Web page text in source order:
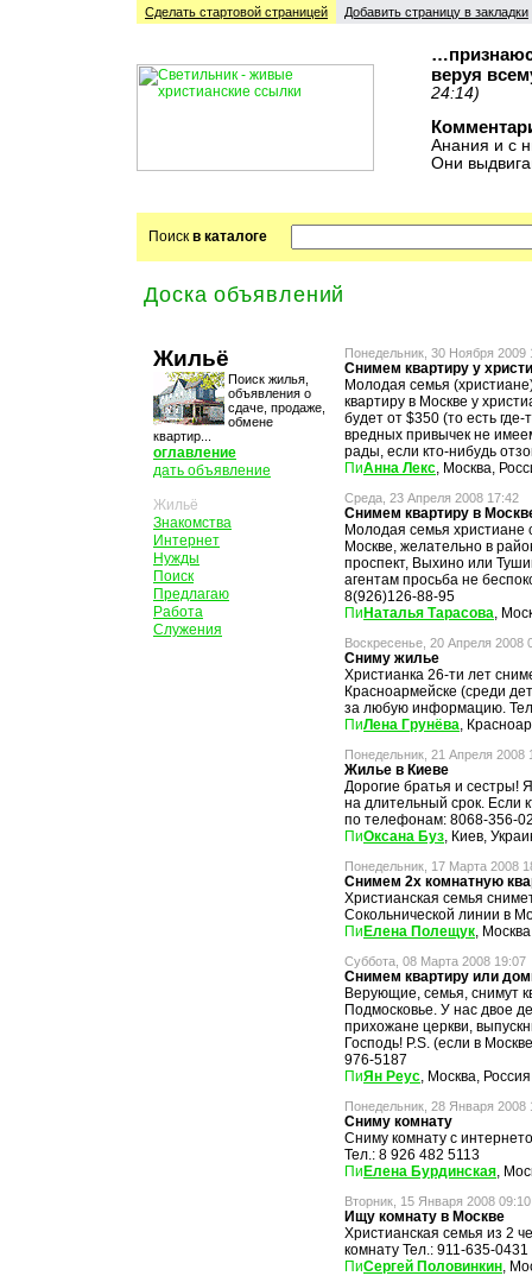
Сделать стартовой cтраницей Добавить страницу в закладки
веруя
24:14)
Анания и с
Они
Поиск в каталоге
Доска объявлений
Жильё
Поиск жилья,
объявления о
сдаче, продаже,
обмене
квартир...
оглавление
дать объявление
Жильё
Знакомства
Интернет
Нужды
Поиск
Предлагаю
Работа
Служения
Понедельник, 30 Ноября 2009
Снимем квартиру у
Молодая семья
квартиру в Москве у
будет от $350 (то есть
вредных привычек не
рады, если кто-нибудь
Анна Лекс, Москва,
Среда, 23 Апреля 2008 17:42
Снимем квартиру в
Молодая семья христиане
Москве, желательно в
проспект, Выхино или
агентам просьба не
8(926)126-88-95
Наталья Тарасова,
Воскресенье, 20 Апреля 2008
Сниму жилье
Христианка 26-ти лет
Красноармейске (среди
за любую информацию.
Лена Грунёва,
Понедельник, 21 Апреля 2008
Жилье в Киеве
Дорогие братья и сестры!
на длительный срок. Если
по телефонам: 8068-356-
Оксана Буз, Киев,
Понедельник, 17 Марта 2008
Снимем 2х комнатную
Христианская семья
Сокольнической линии в
Елена Полещук,
Суббота, 08 Марта 2008 19:07
Снимем квартиру или
Верующие, семья, снимут
Подмосковье. У нас двое
прихожане церкви,
Господь! P.S. (если в
976-5187
Ян Реус, Москва, Россия
Понедельник, 28 Января 2008
Сниму комнату
Сниму комнату с
Тел.: 8 926 482 5113
Елена Бурдинская,
Вторник, 15 Января 2008 09:10
Ищу комнату в Москве
Христианская семья из 2
комнату Тел.: 911-635-0431
Сергей Половинкин,